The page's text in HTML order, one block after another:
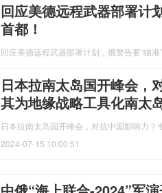
回应美德远程武器部署计
首都！
回应美德远程武器部署计划，俄警告要“瞄准
日本拉南太岛国开峰会，
其为地缘战略工具化南太
日本拉南太岛国开峰会，对抗中国影响力
2024-07-15 10:00:51